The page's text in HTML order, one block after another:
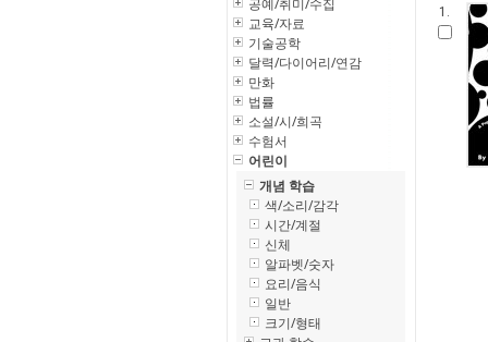
공예/취미/수집
교육/자료
기술공학
달력/다이어리/연감
만화
법률
소설/시/희곡
수험서
어린이
개념 학습
색/소리/감각
시간/계절
신체
알파벳/숫자
요리/음식
일반
크기/형태
1.